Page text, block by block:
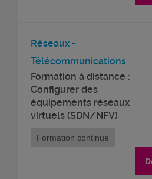
Réseaux -
Télécommunications
Formation à distance :
Configurer des
équipements réseaux
virtuels (SDN/NFV)
Formation continue